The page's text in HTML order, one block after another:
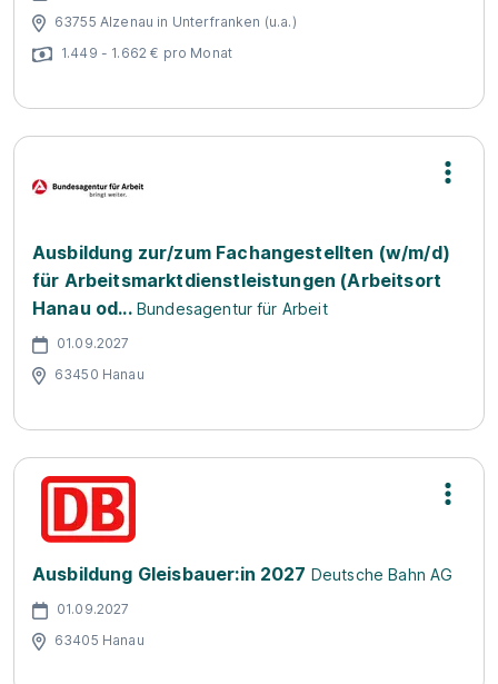
63755 Alzenau in Unterfranken (u.a.)
1.449 - 1.662 € pro Monat
Ausbildung zur/zum Fachangestellten (w/m/d)
für Arbeitsmarktdienstleistungen (Arbeitsort
Hanau od... Bundesagentur für Arbeit
01.09.2027
63450 Hanau
Ausbildung Gleisbauer:in 2027 Deutsche Bahn AG
01.09.2027
63405 Hanau